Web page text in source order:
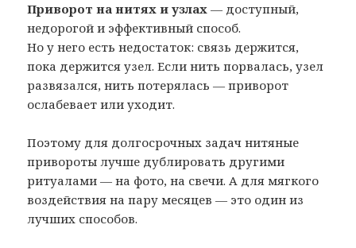
Приворот на нитях и узлах — доступный,
недорогой и эффективный способ.
Но у него есть недостаток: связь держится,
пока держится узел. Если нить порвалась, узел
развязался, нить потерялась — приворот
ослабевает или уходит.
Поэтому для долгосрочных задач нитяные
привороты лучше дублировать другими
ритуалами — на фото, на свечи. А для мягкого
воздействия на пару месяцев — это один из
лучших способов.